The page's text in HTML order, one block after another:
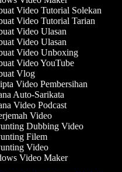
Video Tutorial Solekan
Video Tutorial Tarian
Video Ulasan
Video Ulasan
Video Unboxing
Video YouTube
Vlog
Video Pembersihan
Auto-Sarikata
Video Podcast
Video
Dubbing Video
Filem
Video
Video Maker